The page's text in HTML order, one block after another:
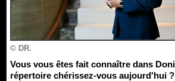
© DR.
Vous vous êtes fait connaître dans Donizetti et Verdi. Quel
répertoire chérissez-vous aujourd'hui ?